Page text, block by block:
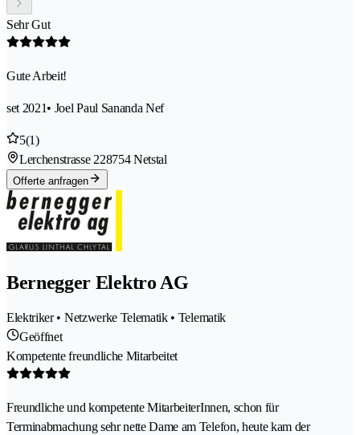
Sehr Gut
Gute Arbeit!
set 2021• Joel Paul Sananda Nef
5(1)
Lerchenstrasse 228754 Netstal
Offerte anfragen
Bernegger Elektro AG
Elektriker • Netzwerke Telematik • Telematik
Geöffnet
Kompetente freundliche Mitarbeitet
Freundliche und kompetente MitarbeiterInnen, schon für
Terminabmachung sehr nette Dame am Telefon, heute kam der